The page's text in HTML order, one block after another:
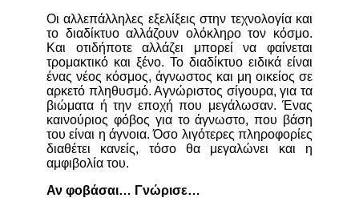
Οι αλλεπάλληλες εξελίξεις στην τεχνολογία και
το διαδίκτυο αλλάζουν ολόκληρο τον κόσμο.
Και οτιδήποτε αλλάζει μπορεί να φαίνεται
τρομακτικό και ξένο. Το διαδίκτυο ειδικά είναι
ένας νέος κόσμος, άγνωστος και μη οικείος σε
αρκετό πληθυσμό. Αγνώριστος σίγουρα, για τα
βιώματα ή την εποχή που μεγάλωσαν. Ένας
καινούριος φόβος για το άγνωστο, που βάση
του είναι η άγνοια. Όσο λιγότερες πληροφορίες
διαθέτει κανείς, τόσο θα μεγαλώνει και η
αμφιβολία του.
Αν φοβάσαι… Γνώρισε…